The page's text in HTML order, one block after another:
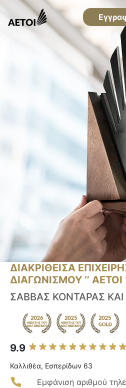
ΔΙΑΚΡΙΘΕΙΣΑ
ΔΙΑΓΩΝΙΣΜΟΥ ‘’ ΑΕΤΟΙ
ΣΑΒΒΑΣ ΚΟΝΤΑΡΑΣ ΚΑΙ
9.9
Καλλιθέα, Εσπερίδων 63
Εμφάνιση αριθμού